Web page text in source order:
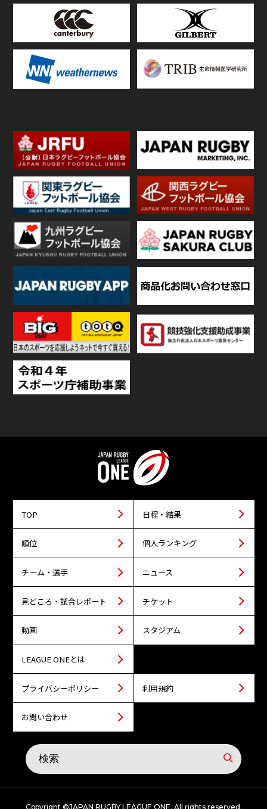
TOP 日程・結果
順位 個人ランキング
チーム・選手 ニュース
見どころ・試合レポート チケット
動画 スタジアム
LEAGUE ONEとは
プライバシーポリシー 利用規約
お問い合わせ
Copyright ©JAPAN RUGBY LEAGUE ONE. All rights reserved.